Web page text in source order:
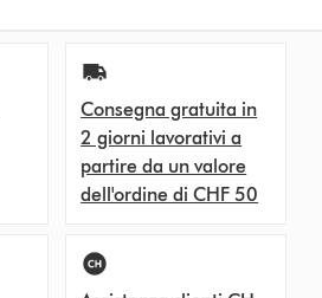
Consegna gratuita in
2 giorni lavorativi a
partire da un valore
dell'ordine di CHF 50